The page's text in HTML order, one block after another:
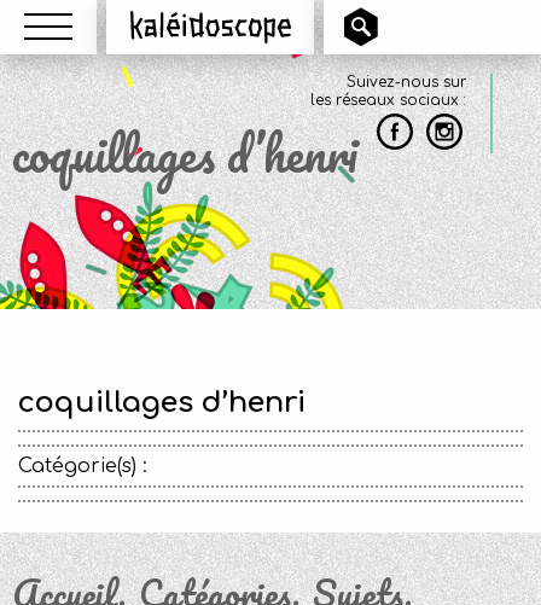
Menu Kaléidoscope
Suivez-nous sur
les réseaux sociaux :
coquillages d’henri
coquillages d’henri
Catégorie(s) :